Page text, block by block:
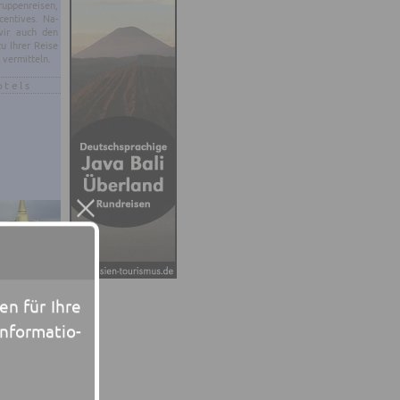
Na­
auch den
Ihrer Reise
ver­mit­teln.
für Ihre